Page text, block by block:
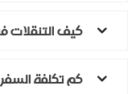
كيف التنقلات
كم تكلفة السفر